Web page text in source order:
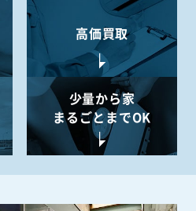
高価買取
少量から家
まるごとまでOK